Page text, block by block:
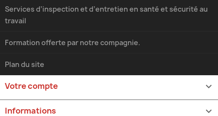
Services d’inspection et d’entretien en santé et sécurité au
travail
Formation offerte par notre compagnie.
Plan du site
Votre compte 
Informations keyboard_arrow_down